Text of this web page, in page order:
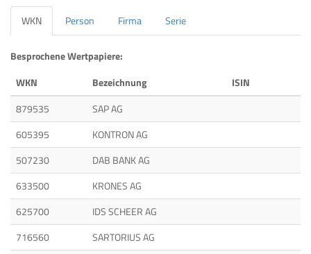
WKN
Person Firma Serie
Besprochene Wertpapiere:
WKN
Bezeichnung
ISIN
879535
SAP AG
605395
KONTRON AG
507230
DAB BANK AG
633500
KRONES AG
625700
IDS SCHEER AG
716560
SARTORIUS AG